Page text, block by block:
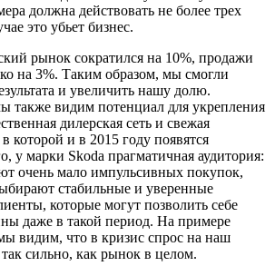
должна действовать не более трех
это убьет бизнес.
рынок сократился на 10%, продажи
на 3%. Таким образом, мы смогли
и увеличить нашу долю.
также видим потенциал для укрепления
дилерская сеть и свежая
которой и в 2015 году появятся
у марки Skoda прагматичная аудитория:
очень мало импульсивных покупок,
стабильные и уверенные
которые могут позволить себе
даже в такой период. На примере
видим, что в кризис спрос на наш
сильно, как рынок в целом.